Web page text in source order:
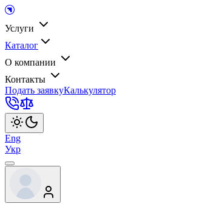
Услуги
Каталог
О компании
Контакты
Подать заявкуКалькулятор
Eng
Укр